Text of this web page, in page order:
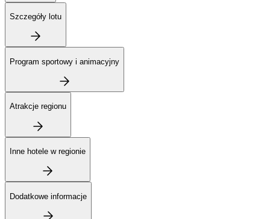
Szczegóły lotu
Program sportowy i animacyjny
Atrakcje regionu
Inne hotele w regionie
Dodatkowe informacje